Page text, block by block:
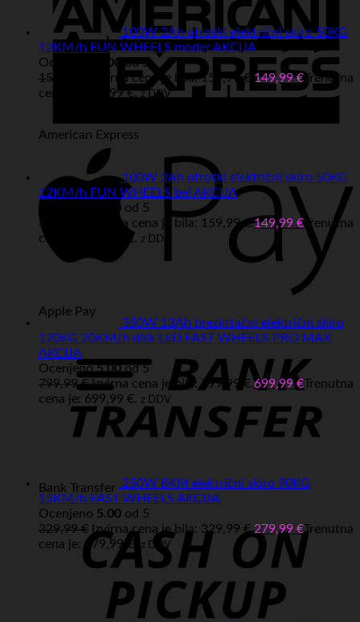
American Express
Apple Pay
Bank Transfer
100W 2Ah otroški električni skiro 50KG
12KM/h FUN WHEELS moder AKCIJA
Ocenjeno
5.00
od 5
159,99
Izvirna cena je bila: 159,99 €. 149,99€ Trenutna
cena je: 149,99 €. z DDV
100W 2Ah otroški električni skiro 50KG
12KM/h FUN WHEELS bel AKCIJA
5.00 od 5
159,99
Izvirna cena je bila: 159,99 €.149,99 € Trenutna
cena je: 149,99 €. z DDV
350W 13Ah brezkrtačni električni skiro
120KG 20KM/h disk LED FAST WHEELS PRO MAX
AKCIJA
Ocenjeno5.00od 5
799,99€ Izvirna cena je bila: 799,99 €.699,99€Trenutna
cena je: 699,99 €. z DDV
250W 8KM električni skiro 90KG
15KM/h FAST WHEELS AKCIJA
Ocenjeno 5.00 od 5
329,99€ Izvirna cena je bila: 329,99 €.279,99 €Trenutna
cena je: 279,99 €.
z DDV